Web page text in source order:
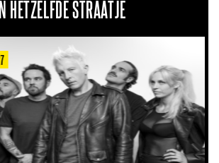
IN HETZELFDE STRAATJE